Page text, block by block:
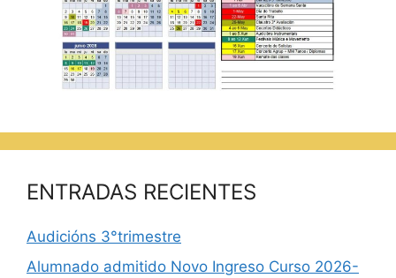
ENTRADAS RECIENTES
Audicións 3°trimestre
Alumnado admitido Novo Ingreso Curso 2026-